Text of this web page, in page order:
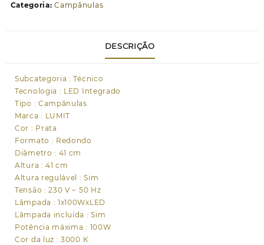
LED
Categoria:Campânulas
DESCRIÇÃO
Subcategoria : Técnico
Tecnologia : LED Integrado
Tipo : Campânulas
Marca : LUMIT
Cor : Prata
Formato : Redondo
Diâmetro : 41 cm
Altura : 41 cm
Altura regulável : Sim
Tensão : 230 V ~ 50 Hz
Lâmpada : 1x100WxLED
Lâmpada incluída : Sim
Potência máxima : 100W
Cor da luz : 3000 K